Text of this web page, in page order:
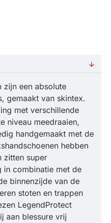
zijn een absolute
gemaakt van skintex.
met verschillende
niveau meedraaien,
handgemaakt met de
hebben
zitten super
combinatie met de
binnenzijde van de
stoten en trappen
LegendProtect
aan blessure vrij